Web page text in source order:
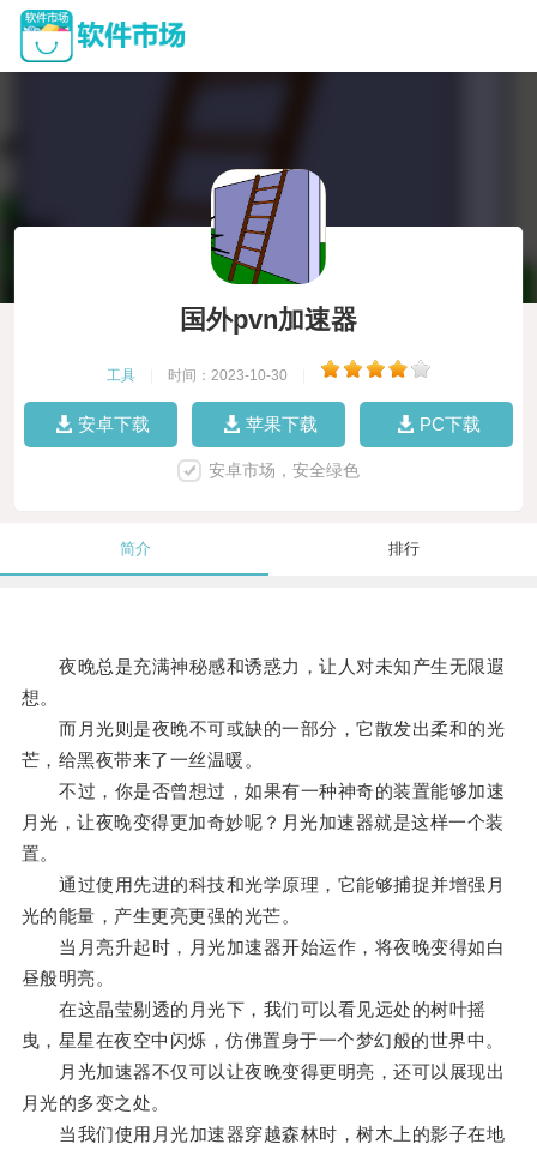
国外pvn加速器
工具 时间：2023-10-30
安卓下载 苹果下载 PC下载
安卓市场，安全绿色
简介 排行
夜晚总是充满神秘感和诱惑力，让人对未知产生无限遐
想。
而月光则是夜晚不可或缺的一部分，它散发出柔和的光
芒，给黑夜带来了一丝温暖。
不过，你是否曾想过，如果有一种神奇的装置能够加速
月光，让夜晚变得更加奇妙呢？月光加速器就是这样一个装
置。
通过使用先进的科技和光学原理，它能够捕捉并增强月
光的能量，产生更亮更强的光芒。
当月亮升起时，月光加速器开始运作，将夜晚变得如白
昼般明亮。
在这晶莹剔透的月光下，我们可以看见远处的树叶摇
曳，星星在夜空中闪烁，仿佛置身于一个梦幻般的世界中。
月光加速器不仅可以让夜晚变得更明亮，还可以展现出
月光的多变之处。
当我们使用月光加速器穿越森林时，树木上的影子在地